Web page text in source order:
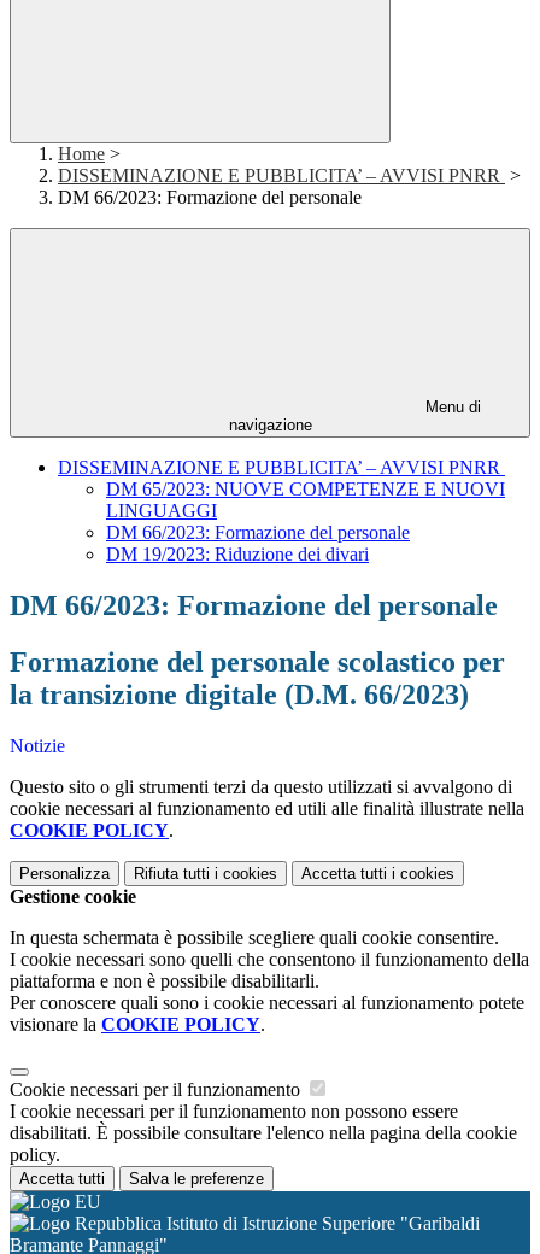
Home >
DISSEMINAZIONE E PUBBLICITA’ – AVVISI PNRR >
DM 66/2023: Formazione del personale
Menu di
navigazione
DISSEMINAZIONE E PUBBLICITA’ – AVVISI PNRR
DM 65/2023: NUOVE COMPETENZE E NUOVI
LINGUAGGI
DM 66/2023: Formazione del personale
DM 19/2023: Riduzione dei divari
DM 66/2023: Formazione del personale
Formazione del personale scolastico per
la transizione digitale (D.M. 66/2023)
Notizie
Questo sito o gli strumenti terzi da questo utilizzati si avvalgono di
cookie necessari al funzionamento ed utili alle finalità illustrate nella
COOKIE POLICY.
Personalizza Rifiuta tutti i cookies Accetta tutti i cookies
Gestione cookie
In questa schermata è possibile scegliere quali cookie consentire.
I cookie necessari sono quelli che consentono il funzionamento della
piattaforma e non è possibile disabilitarli.
Per conoscere quali sono i cookie necessari al funzionamento potete
visionare la COOKIE POLICY.
Cookie necessari per il funzionamento
I cookie necessari per il funzionamento non possono essere
disabilitati. È possibile consultare l'elenco nella pagina della cookie
policy.
Accetta tutti Salva le preferenze
Istituto di Istruzione Superiore "Garibaldi
Bramante Pannaggi"